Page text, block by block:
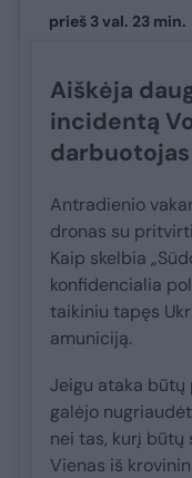
prieš 3 val. 23 min.
Aiškėja
incidentą
darbuotojas
Antradienio
dronas su
Kaip skelbia
konfidencialia
taikiniu tapęs
amuniciją.
Jeigu ataka
galėjo
nei tas, kurį būtų
Vienas iš